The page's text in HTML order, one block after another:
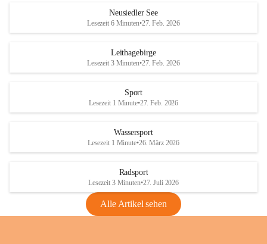
S
und den daraus folgenden wirtschaftlichen
Maßnahmen zur Bekämpfung
Rebe und der Amerikanischen
Anhang VBl. EU Nr. 18
1 Seite•1,4 MB
VBl. EU Nr. 18_2026
r
S
Neusiedler See
Lesezeit 6 Minuten•27. Feb. 2026
Leithagebirge
Lesezeit 3 Minuten•27. Feb. 2026
Sport
Lesezeit 1 Minute•27. Feb. 2026
Wassersport
Lesezeit 1 Minute•26. März 2026
Radsport
Lesezeit 3 Minuten•27. Juli 2026
Alle Artikel sehen